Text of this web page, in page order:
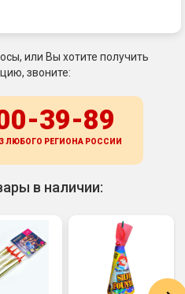
или Вы хотите получить
звоните:
39-89
ЛЮБОГО РЕГИОНА РОССИИ
в наличии: